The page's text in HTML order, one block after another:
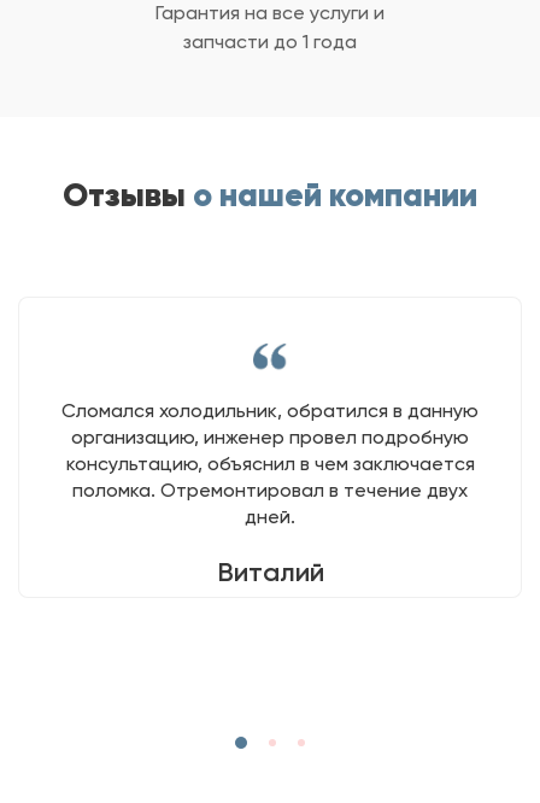
Гарантия на все услуги и
запчасти до 1 года
Отзывы о нашей компании
Сломался холодильник, обратился в данную
организацию, инженер провел подробную
консультацию, объяснил в чем заключается
поломка. Отремонтировал в течение двух
дней.
Виталий